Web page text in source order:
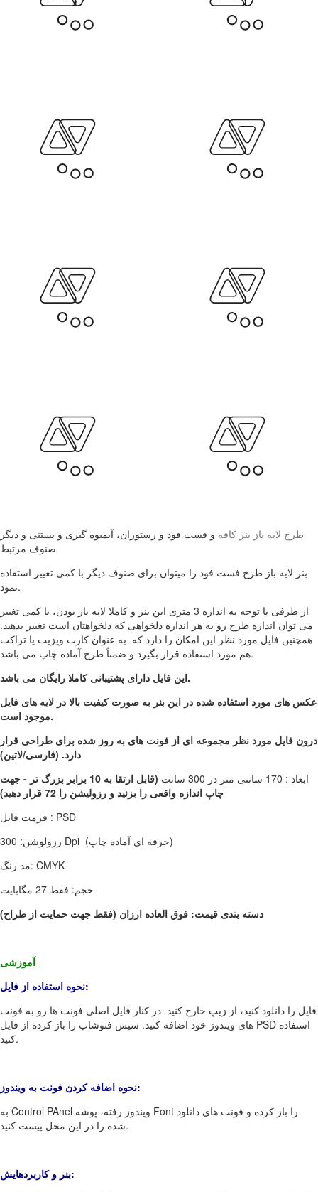
طرح لایه باز بنر کافه و فست فود و رستوران، آبمیوه گیری و بستنی و دیگر
صنوف مرتبط
بنر لایه باز طرح فست فود را میتوان برای صنوف دیگر با کمی تغییر استفاده
نمود.
از طرفی با توجه به اندازه 3 متری این بنر و کاملا لایه باز بودن، با کمی تغییر
می توان اندازه طرح رو به هر اندازه دلخواهی که دلخواهتان است تغییر بدهید.
همچنین فایل مورد نظر این امکان را دارد که به عنوان کارت ویزیت یا تراکت
هم مورد استفاده قرار بگیرد و ضمناً طرح آماده چاپ می باشد.
این فایل دارای پشتیبانی کاملا رایگان می باشد.
عکس های مورد استفاده شده در این بنر به صورت کیفیت بالا در لایه های فایل
موجود است.
درون فایل مورد نظر مجموعه ای از فونت های به روز شده برای طراحی قرار
دارد. (فارسی/لاتین)
ابعاد : 170 سانتی متر در 300 سانت
(قابل ارتقا به 10 برابر بزرگ تر - جهت
چاپ اندازه واقعی را بزنید و رزولیشن را 72 قرار دهید)
فرمت فایل : PSD
رزولوشن: 300 Dpi (حرفه ای آماده چاپ)
مد رنگ: CMYK
حجم: فقط 27 مگابایت
دسته بندی قیمت: فوق العاده ارزان (فقط جهت حمایت از طراح)
آموزشی
نحوه استفاده از فایل:
فایل را دانلود کنید، از زیپ خارج کنید در کنار فایل اصلی فونت ها رو به فونت
های ویندوز خود اضافه کنید. سپس فتوشاپ را باز کرده از فایل PSD استفاده
کنید.
نحوه اضافه کردن فونت به ویندوز:
به Control PAnel ویندوز رفته، پوشه Font را باز کرده و فونت های دانلود
شده را در این محل پیست کنید.
بنر و کاربردهایش: